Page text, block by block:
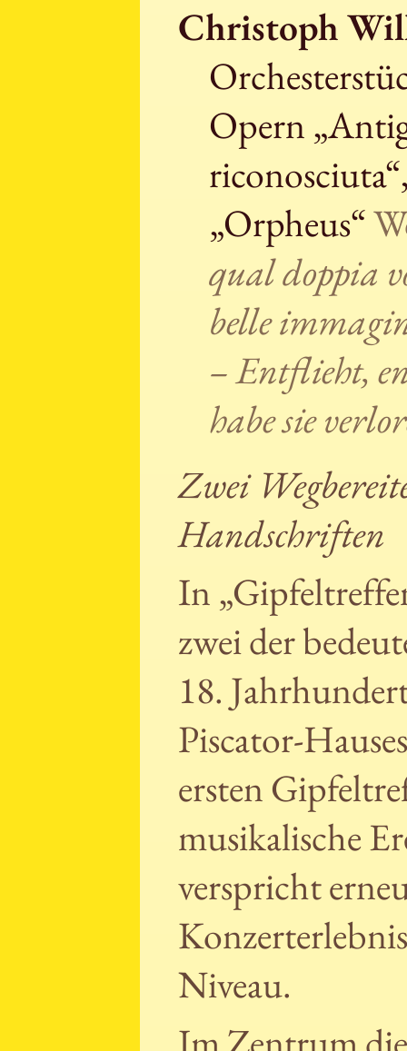
Christoph
Opern
„Orpheus“
qual doppia
belle
– Entflieht,
habe sie
Zwei
Handschriften
In
zwei der
18.
Piscator-
ersten
musikalische
verspricht
Niveau.